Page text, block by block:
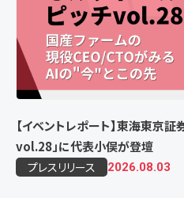
【イベントレポート】東海東京
vol.28」に代表小俣が登壇
プレスリリース 2026.08.03